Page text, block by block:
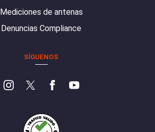
Mediciones de antenas
Denuncias Compliance
SÍGUENOS